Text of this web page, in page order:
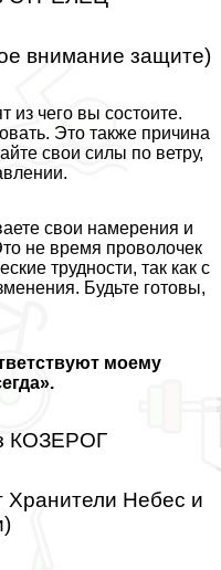
внимание защите)
из чего вы состоите.
Это также причина
свои силы по ветру,
свои намерения и
не время проволочек
трудности, так как с
Будьте готовы,
моему
КОЗЕРОГ
Хранители Небес и